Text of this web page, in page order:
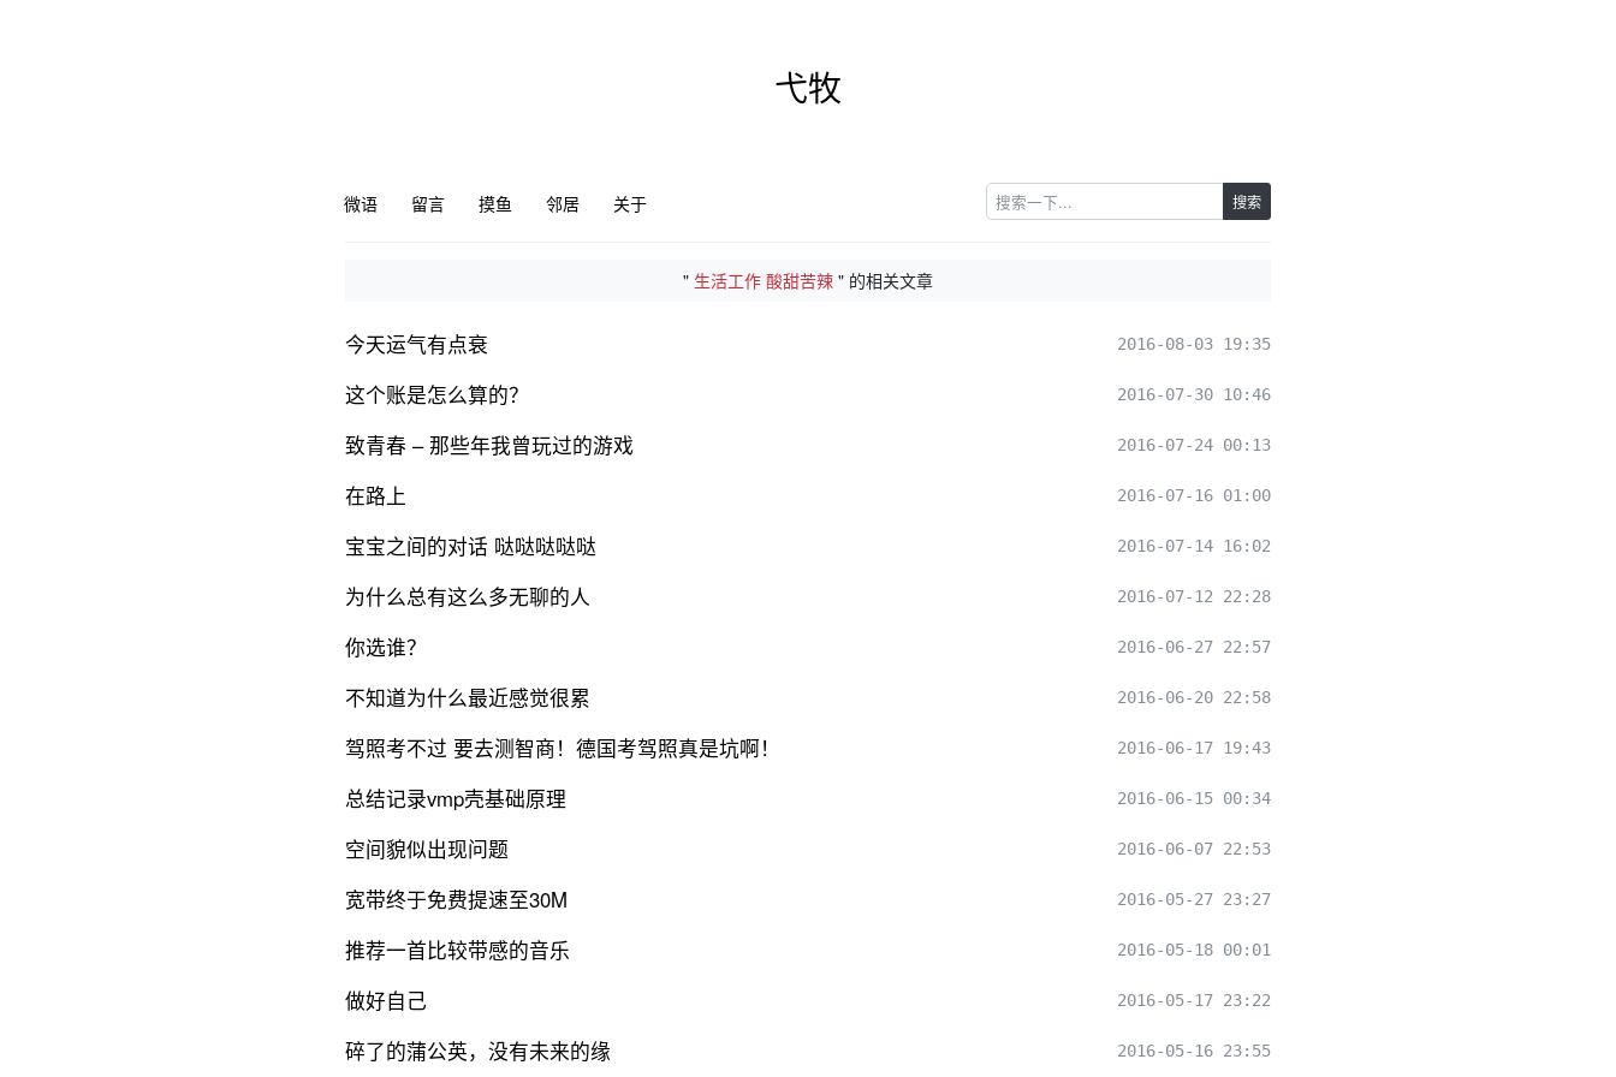
弋牧
微语 留言 摸鱼 邻居 关于 搜索
" 生活工作 酸甜苦辣 " 的相关文章
今天运气有点衰 2016-08-03 19:35
这个账是怎么算的？ 2016-07-30 10:46
致青春 – 那些年我曾玩过的游戏 2016-07-24 00:13
在路上 2016-07-16 01:00
宝宝之间的对话 哒哒哒哒哒 2016-07-14 16:02
为什么总有这么多无聊的人 2016-07-12 22:28
你选谁？ 2016-06-27 22:57
不知道为什么最近感觉很累 2016-06-20 22:58
驾照考不过 要去测智商！德国考驾照真是坑啊！ 2016-06-17 19:43
总结记录vmp壳基础原理 2016-06-15 00:34
空间貌似出现问题 2016-06-07 22:53
宽带终于免费提速至30M 2016-05-27 23:27
推荐一首比较带感的音乐 2016-05-18 00:01
做好自己 2016-05-17 23:22
碎了的蒲公英，没有未来的缘 2016-05-16 23:55